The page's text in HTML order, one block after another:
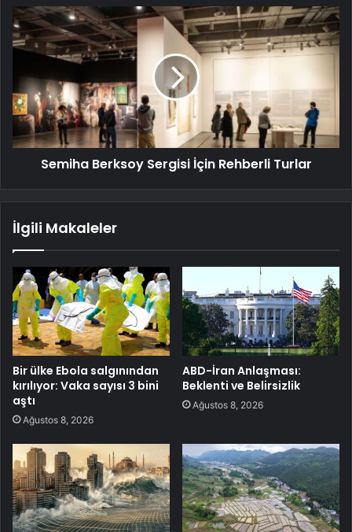
Semiha Berksoy Sergisi İçin Rehberli Turlar
İlgili Makaleler
Bir ülke Ebola salgınından
kırılıyor: Vaka sayısı 3 bini
aştı
Ağustos 8, 2026
ABD-İran Anlaşması:
Beklenti ve Belirsizlik
Ağustos 8, 2026